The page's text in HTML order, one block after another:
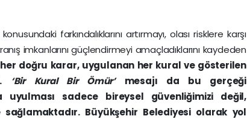
farkındalıklarını artırmayı, olası risklere karşı
imkanlarını güçlendirmeyi amaçladıklarını kaydeden
doğru karar, uygulanan her kural ve gösterilen
‘Bir Kural Bir Ömür’mesajı da bu gerçeği
uyulması sadece bireysel güvenliğimizi değil,
Büyükşehir Belediyesi olarak yol